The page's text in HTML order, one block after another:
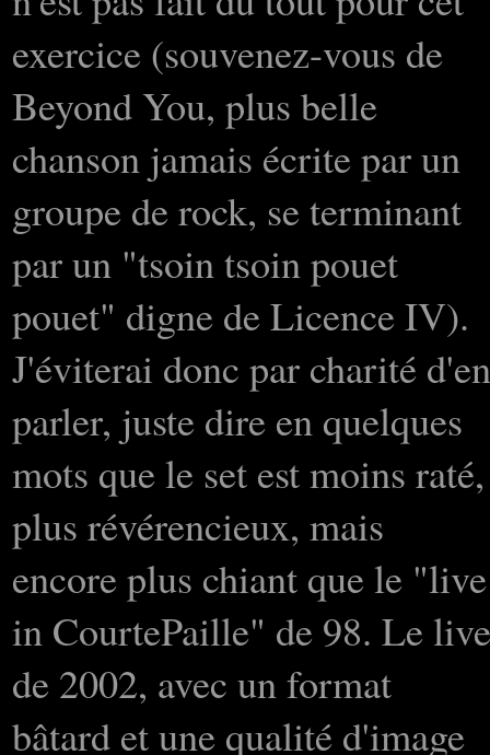
exercice (souvenez-vous de
Beyond You, plus belle
chanson jamais écrite par un
groupe de rock, se terminant
par un "tsoin tsoin pouet
pouet" digne de Licence IV).
J'éviterai donc par charité d'en
parler, juste dire en quelques
mots que le set est moins raté,
plus révérencieux, mais
encore plus chiant que le "live
in CourtePaille" de 98. Le live
de 2002, avec un format
bâtard et une qualité d'image